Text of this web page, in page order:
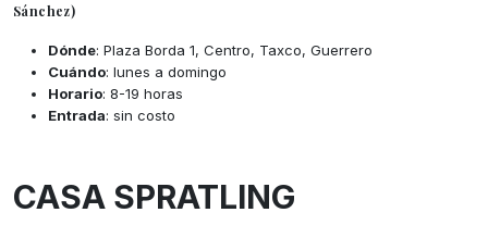
Sánchez)
Dónde: Plaza Borda 1, Centro, Taxco, Guerrero
Cuándo: lunes a domingo
Horario: 8-19 horas
Entrada: sin costo
CASA SPRATLING